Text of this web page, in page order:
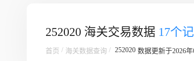
252020 海关交易数据 17个
首页 / 海关数据查询 / 252020 数据更新于2026年